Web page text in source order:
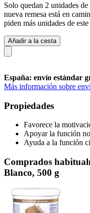
Solo quedan 2 unidades
nueva remesa está en
piden más unidades de
Añadir a la cesta
España: envío estándar
Más información sobre
Propiedades
Favorece la
Apoyar la función
Ayuda a la función
Comprados
Blanco, 500 g